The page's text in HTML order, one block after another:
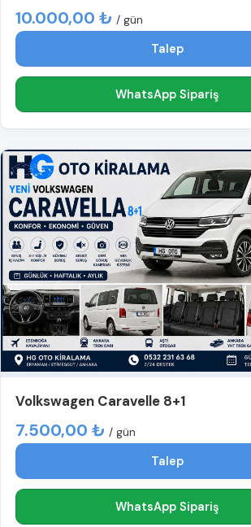
10.000,00 ₺ / gün
Talep
WhatsApp Sipariş
Volkswagen Caravelle 8+1
7.500,00 ₺ / gün
Talep
WhatsApp Sipariş